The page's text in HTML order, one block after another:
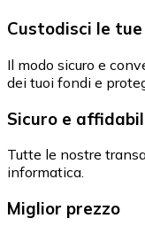
Custodisci le
Il modo sicuro e
dei tuoi fondi e
Sicuro e
Tutte le nostre
informatica.
Miglior prezzo